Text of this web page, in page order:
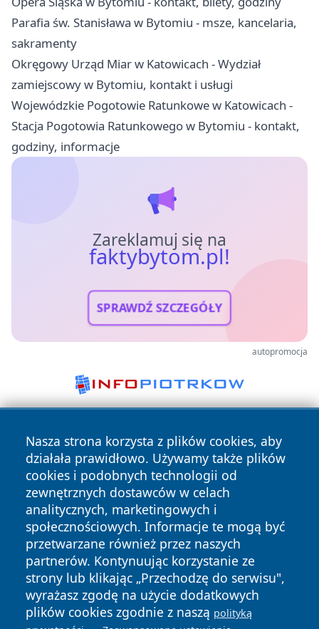
Parafia św. Stanisława w Bytomiu - msze, kancelaria,
sakramenty
Okręgowy Urząd Miar w Katowicach - Wydział
zamiejscowy w Bytomiu, kontakt i usługi
Wojewódzkie Pogotowie Ratunkowe w Katowicach -
Stacja Pogotowia Ratunkowego w Bytomiu - kontakt,
godziny, informacje
Zareklamuj się na
faktybytom.pl!
SPRAWDŹ SZCZEGÓŁY
autopromocja
Nasza strona korzysta z plików cookies, aby
działała prawidłowo. Używamy także plików
cookies i podobnych technologii od
zewnętrznych dostawców w celach
analitycznych, marketingowych i
społecznościowych. Informacje te mogą być
przetwarzane również przez naszych
partnerów. Kontynuując korzystanie ze
strony lub klikając „Przechodzę do serwisu",
wyrażasz zgodę na użycie dodatkowych
plików cookies zgodnie z naszą polityką
Copyright © 2026 faktybytom.pl Wszystkie prawa zastrzeżone.
News Autorzy
Polityka
Prywatności
Polityka
Cookies